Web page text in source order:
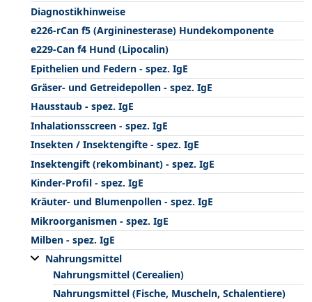
Diagnostikhinweise
e226-rCan f5 (Argininesterase) Hundekomponente
e229-Can f4 Hund (Lipocalin)
Epithelien und Federn - spez. IgE
Gräser- und Getreidepollen - spez. IgE
Hausstaub - spez. IgE
Inhalationsscreen - spez. IgE
Insekten / Insektengifte - spez. IgE
Insektengift (rekombinant) - spez. IgE
Kinder-Profil - spez. IgE
Kräuter- und Blumenpollen - spez. IgE
Mikroorganismen - spez. IgE
Milben - spez. IgE
Nahrungsmittel
Nahrungsmittel (Cerealien)
Nahrungsmittel (Fische, Muscheln, Schalentiere)